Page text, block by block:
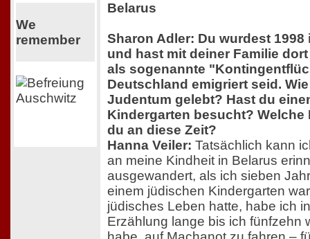
We
remember
Belarus
Sharon Adler: Du wurdest
und hast mit deiner Familie
als sogenannte
Deutschland emigriert seid.
Judentum gelebt? Hast du
Kindergarten besucht? Welche
du an diese Zeit?
Hanna Veiler: Tatsächlich kann
an meine Kindheit in Belarus
ausgewandert, als ich sieben
einem jüdischen Kindergarten
jüdisches Leben hatte, habe ich
Erzählung lange bis ich fünfzehn